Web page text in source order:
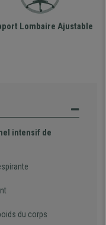
Lombaire Ajustable
intensif de
du corps